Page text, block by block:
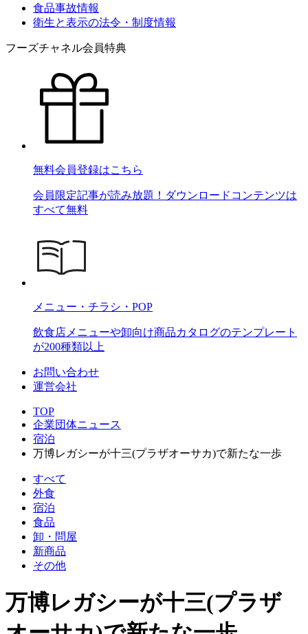
食品事故情報
衛生と表示の法令・制度情報
フーズチャネル会員特典
無料会員登録はこちら
会員限定記事が読み放題！ダウンロードコンテンツは
すべて無料
メニュー・チラシ・POP
飲食店メニューや卸向け商品カタログのテンプレート
が200種類以上
お問い合わせ
運営会社
TOP
企業団体ニュース
宿泊
万博レガシーが十三(プラザオーサカ)で新たな一歩
すべて
外食
宿泊
食品
卸・問屋
新商品
その他
万博レガシーが十三(プラザ